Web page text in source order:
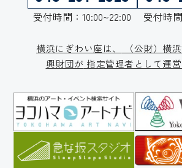
受付時間：10:00~22:00 受付時
横浜にぎわい座は、
（公財）横
興財団が 指定管理者として運